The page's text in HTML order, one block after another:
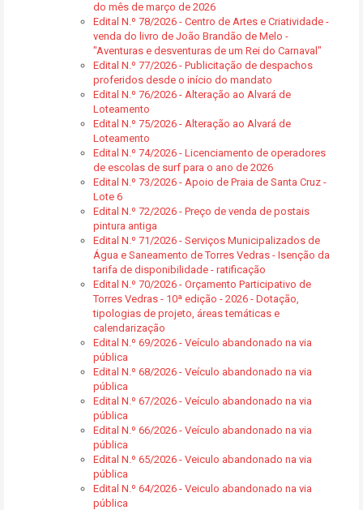
do mês de março de 2026
Edital N.º 78/2026 - Centro de Artes e Criatividade -
venda do livro de João Brandão de Melo -
"Aventuras e desventuras de um Rei do Carnaval"
Edital N.º 77/2026 - Publicitação de despachos
proferidos desde o início do mandato
Edital N.º 76/2026 - Alteração ao Alvará de
Loteamento
Edital N.º 75/2026 - Alteração ao Alvará de
Loteamento
Edital N.º 74/2026 - Licenciamento de operadores
de escolas de surf para o ano de 2026
Edital N.º 73/2026 - Apoio de Praia de Santa Cruz -
Lote 6
Edital N.º 72/2026 - Preço de venda de postais
pintura antiga
Edital N.º 71/2026 - Serviços Municipalizados de
Água e Saneamento de Torres Vedras - Isenção da
tarifa de disponibilidade - ratificação
Edital N.º 70/2026 - Orçamento Participativo de
Torres Vedras - 10ª edição - 2026 - Dotação,
tipologias de projeto, áreas temáticas e
calendarização
Edital N.º 69/2026 - Veículo abandonado na via
pública
Edital N.º 68/2026 - Veículo abandonado na via
pública
Edital N.º 67/2026 - Veículo abandonado na via
pública
Edital N.º 66/2026 - Veículo abandonado na via
pública
Edital N.º 65/2026 - Veiculo abandonado na via
pública
Edital N.º 64/2026 - Veiculo abandonado na via
pública